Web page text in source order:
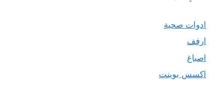
ادوات صحية
ارفف
اصباغ
اكسس بوينت